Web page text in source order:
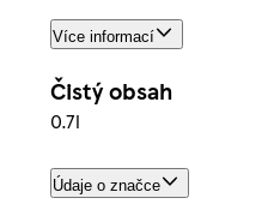
Více informací
Čistý obsah
0.7l
Údaje o značce